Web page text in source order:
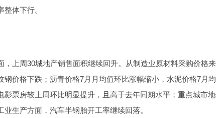
整体下行。
，上周30城地产销售面积继续回升。从制造业原材料采购价格
钢价格下跌；沥青价格7月月均值环比涨幅缩小，水泥价格7月
影票房较上周环比明显提升，且高于去年同期水平；重点城市
业生产方面，汽车半钢胎开工率继续回落。